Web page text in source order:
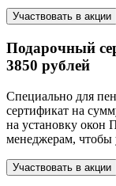
Участвовать в акции
Подарочный
3850 рублей
Специально для
сертификат на
на установку окон
менеджерам, чтобы
Участвовать в акции